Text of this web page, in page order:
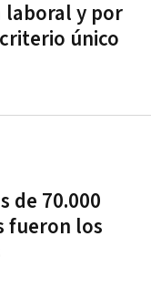
laboral y por
único
de 70.000
fueron los